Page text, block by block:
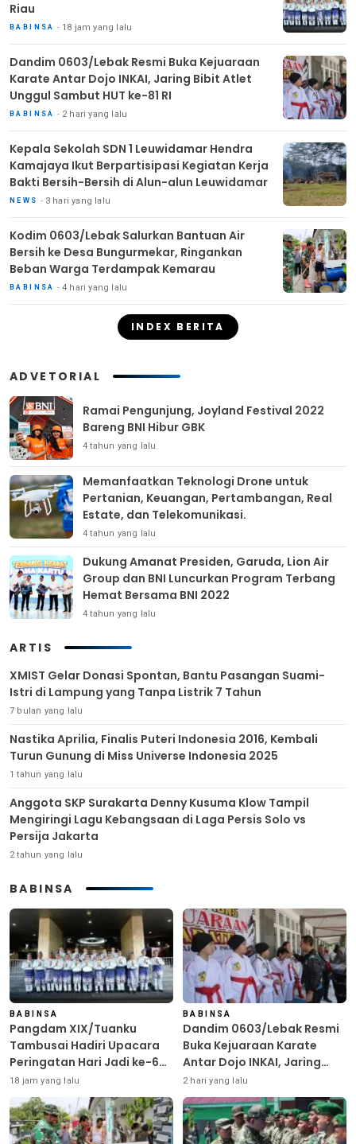
Riau
BABINSA 18 jam yang lalu
Dandim 0603/Lebak Resmi Buka Kejuaraan
Karate Antar Dojo INKAI, Jaring Bibit Atlet
Unggul Sambut HUT ke-81 RI
BABINSA 2 hari yang lalu
Kepala Sekolah SDN 1 Leuwidamar Hendra
Kamajaya Ikut Berpartisipasi Kegiatan Kerja
Bakti Bersih-Bersih di Alun-alun Leuwidamar
NEWS 3 hari yang lalu
Kodim 0603/Lebak Salurkan Bantuan Air
Bersih ke Desa Bungurmekar, Ringankan
Beban Warga Terdampak Kemarau
BABINSA 4 hari yang lalu
INDEX BERITA
ADVETORIAL
Ramai Pengunjung, Joyland Festival 2022
Bareng BNI Hibur GBK
4 tahun yang lalu
Memanfaatkan Teknologi Drone untuk
Pertanian, Keuangan, Pertambangan, Real
Estate, dan Telekomunikasi.
4 tahun yang lalu
Dukung Amanat Presiden, Garuda, Lion Air
Group dan BNI Luncurkan Program Terbang
Hemat Bersama BNI 2022
4 tahun yang lalu
ARTIS
XMIST Gelar Donasi Spontan, Bantu Pasangan Suami-
Istri di Lampung yang Tanpa Listrik 7 Tahun
7 bulan yang lalu
Nastika Aprilia, Finalis Puteri Indonesia 2016, Kembali
Turun Gunung di Miss Universe Indonesia 2025
1 tahun yang lalu
Anggota SKP Surakarta Denny Kusuma Klow Tampil
Mengiringi Lagu Kebangsaan di Laga Persis Solo vs
Persija Jakarta
2 tahun yang lalu
BABINSA
BABINSA
Pangdam XIX/Tuanku
Tambusai Hadiri Upacara
Peringatan Hari Jadi ke-69
Provinsi Riau
18 jam yang lalu
BABINSA
Dandim 0603/Lebak Resmi
Buka Kejuaraan Karate
Antar Dojo INKAI, Jaring
Bibit Atlet Unggul Sambut
HUT ke-81 RI
2 hari yang lalu